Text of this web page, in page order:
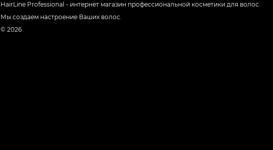
HairLine Professional - интернет магазин профессиональной косметики для волос.
Мы создаем настроение Ваших волос.
© 2026